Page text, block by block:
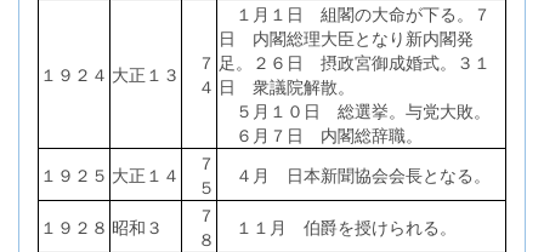
１９２４ 大正１３
７
４
１月１日 組閣の大命が下る。７
日 内閣総理大臣となり新内閣発
足。２６日 摂政宮御成婚式。３１
日 衆議院解散。
５月１０日 総選挙。与党大敗。
６月７日 内閣総辞職。
１９２５ 大正１４
７
５
４月 日本新聞協会会長となる。
１９２８ 昭和３
７
８
１１月 伯爵を授けられる。